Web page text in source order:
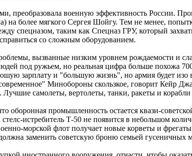
преобразовала военную эффективность России.
на более мягкого Сергея Шойгу. Тем не менее,
спецназом, таким как Спецназ ГРУ, который
со сложным оборудованием.
вызванные низким уровнем рождаемости и
под ружьем, но реальная цифра больше похожа
зарплату и "большую жизнь", но армия будет изо
Минобороны скользкое, говорит Кейр
самолеты, вертолеты, танки, ракеты и
оборонная промышленность остается квази-
истребитель Т-50 не появится в небольшом
морской флот получает новые корветы и
заменить советскую броню семьей гусеничных